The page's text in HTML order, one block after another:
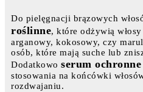
Do pielęgnacji brązowych
roślinne, które odżywią
arganowy, kokosowy, czy
osób, które mają suche lub
Dodatkowo serum ochronne
stosowania na końcówki
rozdwajaniu.